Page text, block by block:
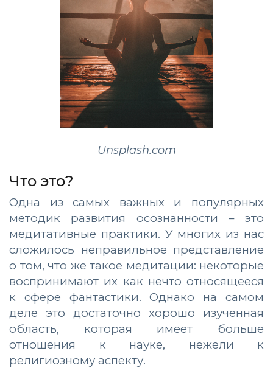
Unsplash.com
Что это?
Одна из самых важных и популярных
методик развития осознанности – это
медитативные практики. У многих из нас
сложилось неправильное представление
о том, что же такое медитации: некоторые
воспринимают их как нечто относящееся
к сфере фантастики. Однако на самом
деле это достаточно хорошо изученная
область, которая имеет больше
отношения к науке, нежели к
религиозному аспекту.